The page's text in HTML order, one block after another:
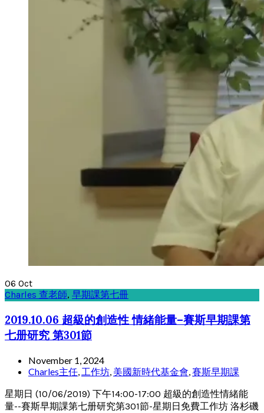
06 Oct
Charles 查老師, 早期課第七冊
2019.10.06 超級的創造性 情緒能量–賽斯早期課第
七册研究 第301節
November 1, 2024
Charles主任 工作坊 美國新時代基金會 賽斯早期課
星期日 (10/06/2019) 下午14:00-17:00 超級的創造性情緒能
量--賽斯早期課第七册研究第301節-星期日免費工作坊 洛杉磯